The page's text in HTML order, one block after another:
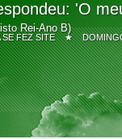
'O
Rei-Ano B)
SE FEZ SITE ★